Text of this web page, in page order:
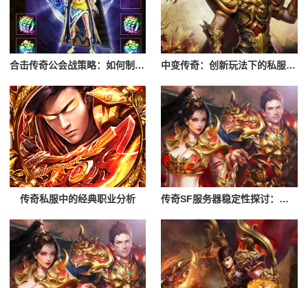
合击传奇公会战策略：如何制定胜战计划 中变传奇：创新玩法下的私服魅力
传奇私服中的经典职业分析 传奇SF服务器稳定性探讨：为何它如此受欢迎